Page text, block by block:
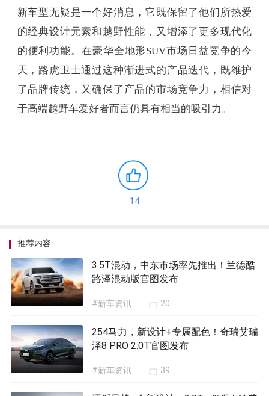
新车型无疑是一个好消息，它既保留了他们所热爱
的经典设计元素和越野性能，又增添了更多现代化
的便利功能。在豪华全地形SUV市场日益竞争的今
天，路虎卫士通过这种渐进式的产品迭代，既维护
了品牌传统，又确保了产品的市场竞争力，相信对
于高端越野车爱好者而言仍具有相当的吸引力。
14
推荐内容
3.5T混动，中东市场率先推出！兰德酷
路泽混动版官图发布
#新车资讯 20
254马力，新设计+专属配色！奇瑞艾瑞
泽8 PRO 2.0T官图发布
#新车资讯 39